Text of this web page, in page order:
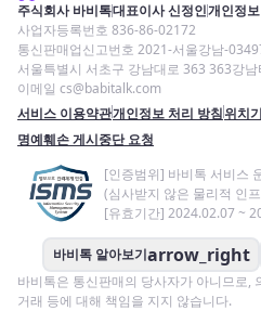
주식회사 바비톡대표이사 신정인개인정
사업자등록번호 836-86-02172
통신판매업신고번호 2021-서울강남-
서울특별시 서초구 강남대로 363 363강
이메일 cs@babitalk.com
서비스 이용약관개인정보 처리 방침위치
명예훼손 게시중단 요청
[인증범위] 바비톡 서비스
(심사받지 않은 물리적 인
[유효기간] 2024.02.07 ~
바비톡 알아보기arrow_right
바비톡은 통신판매의 당사자가 아니므로,
거래 등에 대해 책임을 지지 않습니다.